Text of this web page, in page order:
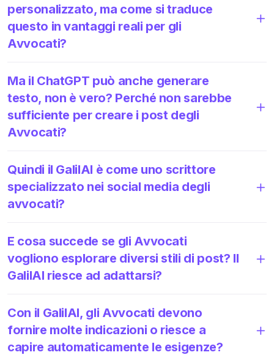
personalizzato, ma come si traduce
questo in vantaggi reali per gli
Avvocati?
Ma il ChatGPT può anche generare
testo, non è vero? Perché non sarebbe
sufficiente per creare i post degli
Avvocati?
Quindi il GalilAI è come uno scrittore
specializzato nei social media degli
avvocati?
E cosa succede se gli Avvocati
vogliono esplorare diversi stili di post? Il
GalilAI riesce ad adattarsi?
Con il GalilAI, gli Avvocati devono
fornire molte indicazioni o riesce a
capire automaticamente le esigenze?